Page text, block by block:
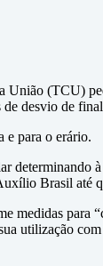
(TCU)
desvio de
e para o erário.
Brasil até
medidas para
utilização